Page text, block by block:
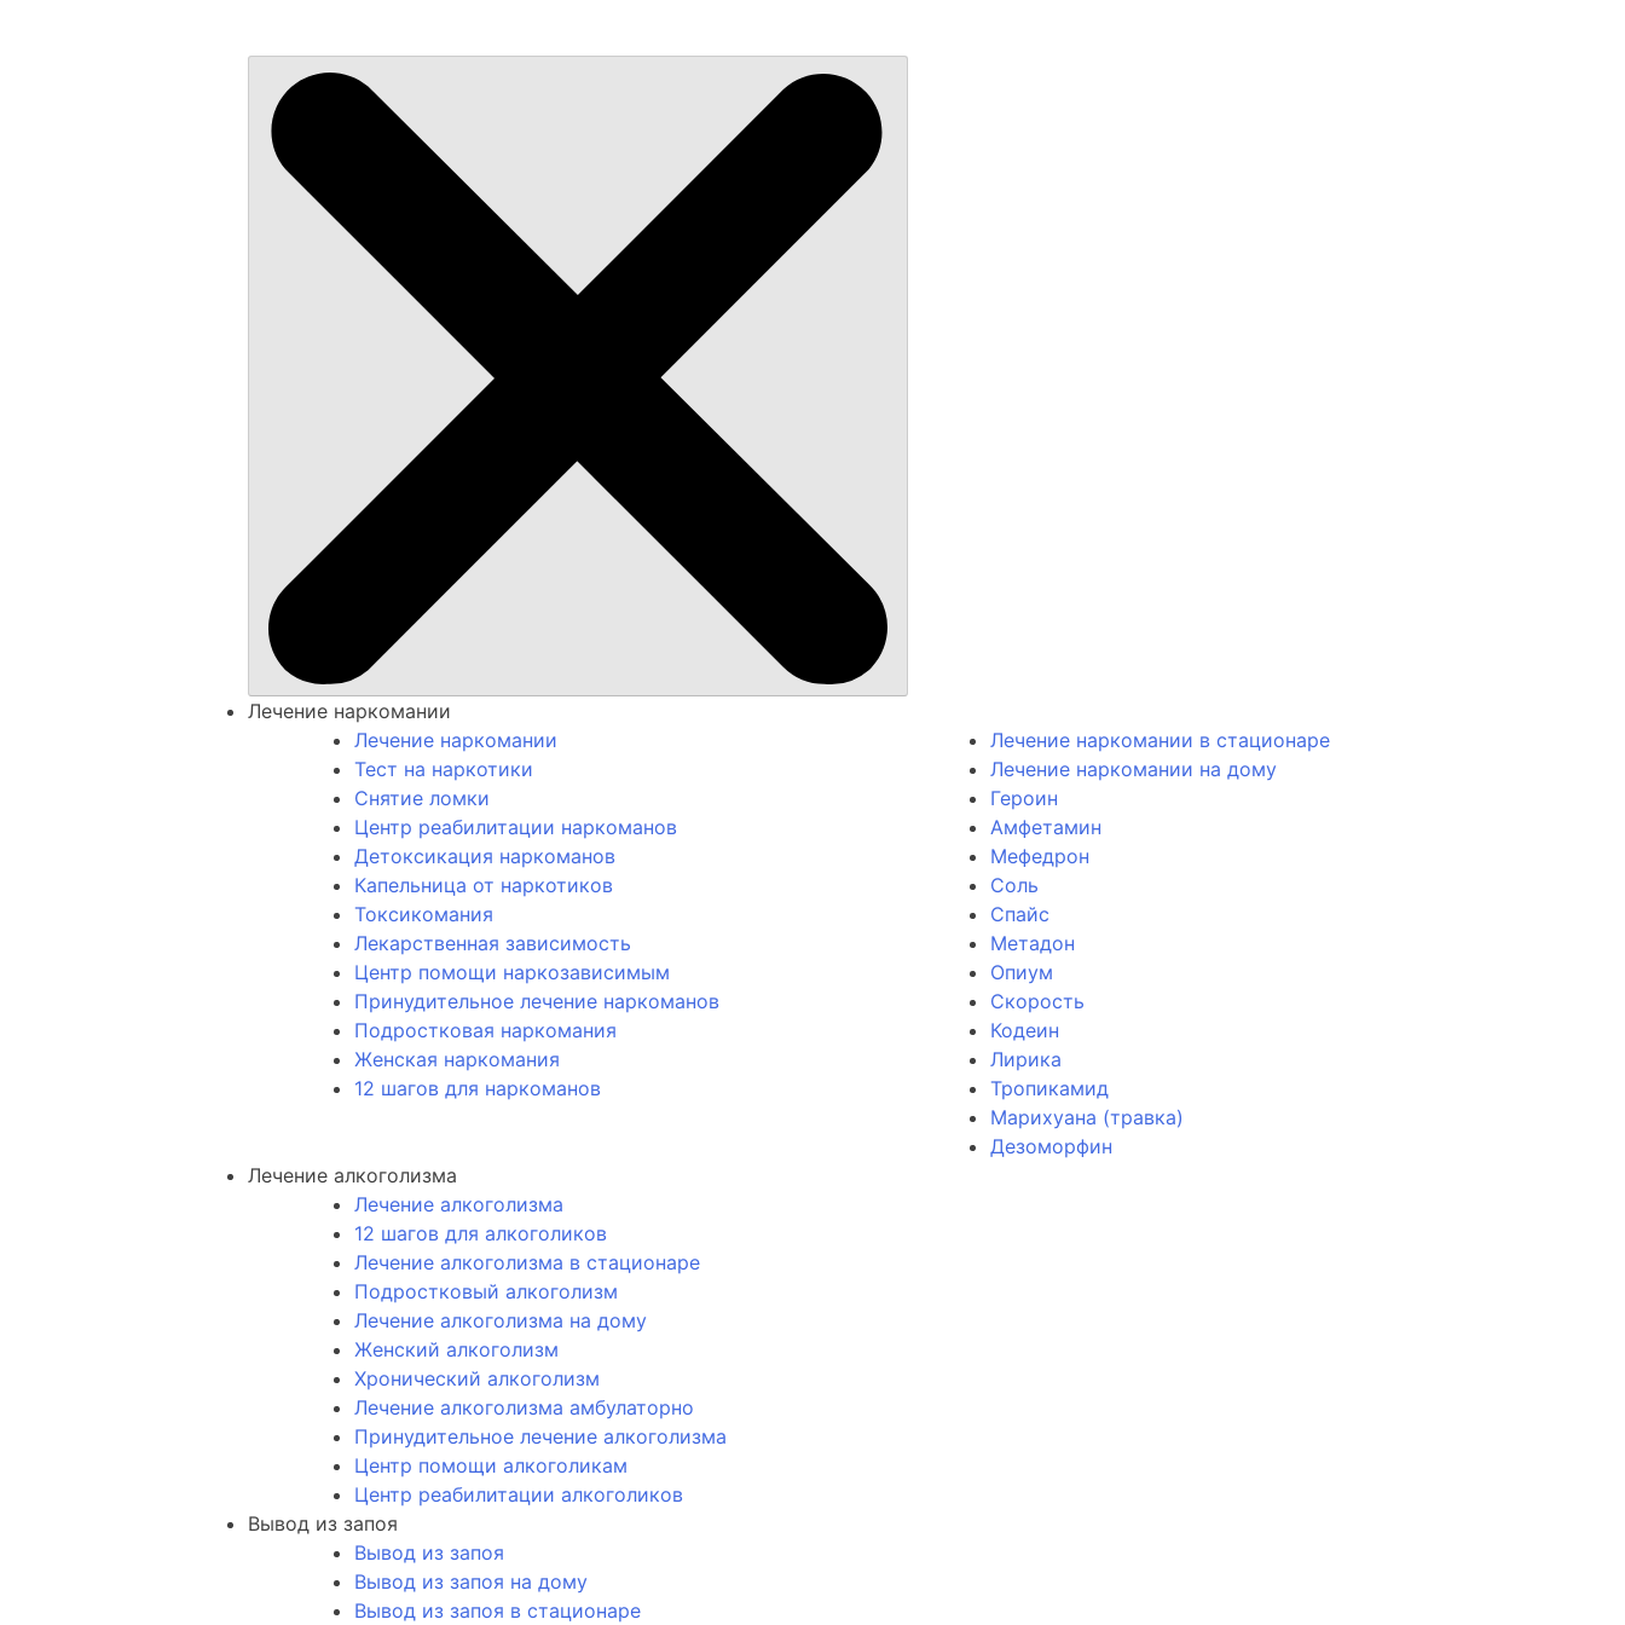
Лечение наркомании
Лечение наркомании
Тест на наркотики
Снятие ломки
Центр реабилитации наркоманов
Детоксикация наркоманов
Капельница от наркотиков
Токсикомания
Лекарственная зависимость
Центр помощи наркозависимым
Принудительное лечение наркоманов
Подростковая наркомания
Женская наркомания
12 шагов для наркоманов
Лечение наркомании в стационаре
Лечение наркомании на дому
Героин
Амфетамин
Мефедрон
Соль
Спайс
Метадон
Опиум
Скорость
Кодеин
Лирика
Тропикамид
Марихуана (травка)
Дезоморфин
Лечение алкоголизма
Лечение алкоголизма
12 шагов для алкоголиков
Лечение алкоголизма в стационаре
Подростковый алкоголизм
Лечение алкоголизма на дому
Женский алкоголизм
Хронический алкоголизм
Лечение алкоголизма амбулаторно
Принудительное лечение алкоголизма
Центр помощи алкоголикам
Центр реабилитации алкоголиков
Вывод из запоя
Вывод из запоя
Вывод из запоя на дому
Вывод из запоя в стационаре